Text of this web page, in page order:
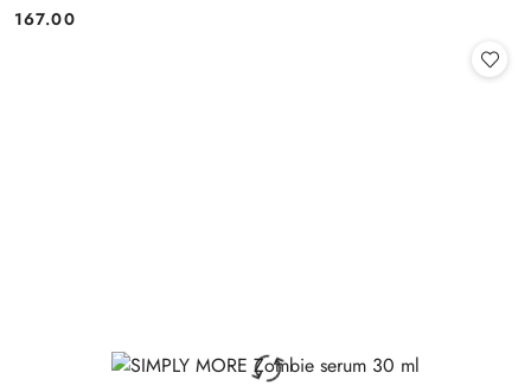
Cena:
167.00